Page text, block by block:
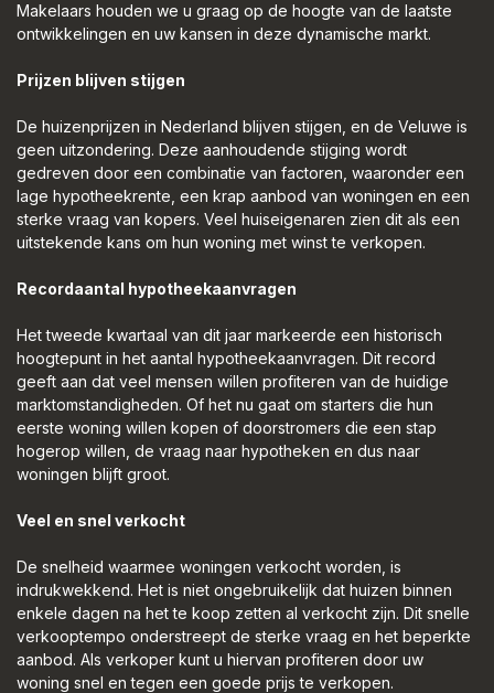
Makelaars houden we u graag op de hoogte van de laatste
ontwikkelingen en uw kansen in deze dynamische markt.
Prijzen blijven stijgen
De huizenprijzen in Nederland blijven stijgen, en de Veluwe is
geen uitzondering. Deze aanhoudende stijging wordt
gedreven door een combinatie van factoren, waaronder een
lage hypotheekrente, een krap aanbod van woningen en een
sterke vraag van kopers. Veel huiseigenaren zien dit als een
uitstekende kans om hun woning met winst te verkopen.
Recordaantal hypotheekaanvragen
Het tweede kwartaal van dit jaar markeerde een historisch
hoogtepunt in het aantal hypotheekaanvragen. Dit record
geeft aan dat veel mensen willen profiteren van de huidige
marktomstandigheden. Of het nu gaat om starters die hun
eerste woning willen kopen of doorstromers die een stap
hogerop willen, de vraag naar hypotheken en dus naar
woningen blijft groot.
Veel en snel verkocht
De snelheid waarmee woningen verkocht worden, is
indrukwekkend. Het is niet ongebruikelijk dat huizen binnen
enkele dagen na het te koop zetten al verkocht zijn. Dit snelle
verkooptempo onderstreept de sterke vraag en het beperkte
aanbod. Als verkoper kunt u hiervan profiteren door uw
woning snel en tegen een goede prijs te verkopen.